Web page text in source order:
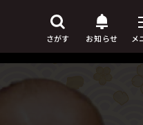
さがす お知らせ メ